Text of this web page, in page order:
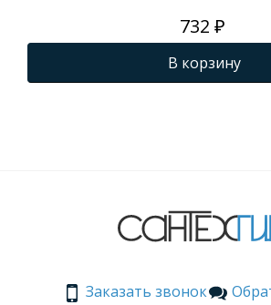
732 ₽
В корзину
Заказать звонок